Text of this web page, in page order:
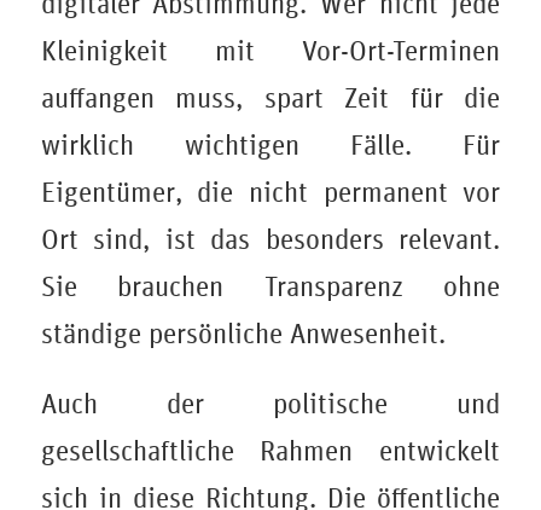
Kleinigkeit mit Vor-Ort-Terminen
auffangen muss, spart Zeit für die
wirklich wichtigen Fälle. Für
Eigentümer, die nicht permanent vor
Ort sind, ist das besonders relevant.
Sie brauchen Transparenz ohne
ständige persönliche Anwesenheit.
Auch der politische und
gesellschaftliche Rahmen entwickelt
sich in diese Richtung. Die öffentliche